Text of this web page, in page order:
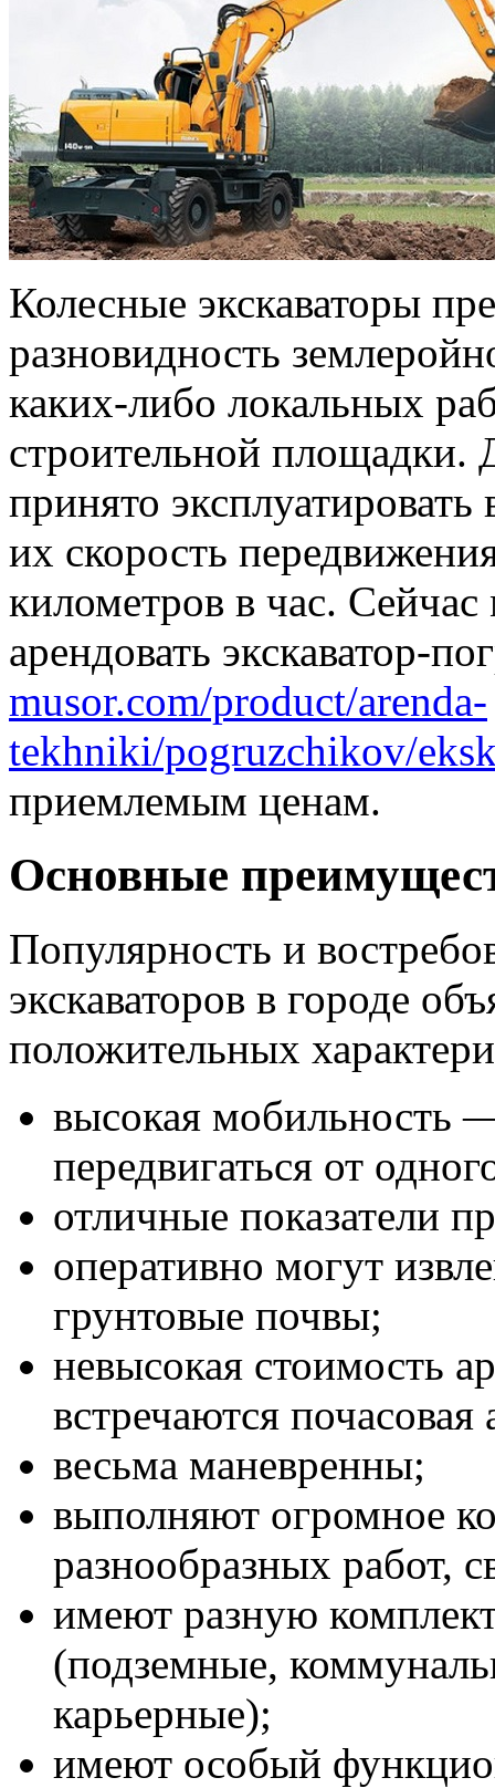
Колесные экскаваторы
разновидность
каких-либо локальных
строительной площадки.
принято
их скорость
километров в час.
арендовать экскаватор-
musor.com/product/arenda-
tekhniki/pogruzchikov/
приемлемым ценам.
Основные
Популярность и
экскаваторов в городе
положительных
высокая мобильность
передвигаться от
отличные показатели
оперативно могут
грунтовые почвы;
невысокая стоимость
встречаются почасовая
весьма маневренны;
выполняют огромное
разнообразных работ,
имеют разную
(подземные,
карьерные);
имеют особый